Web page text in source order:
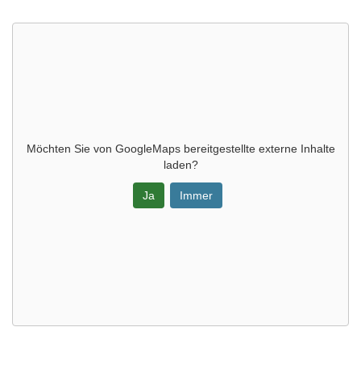
Möchten Sie von GoogleMapsbereitgestellte externe Inhalte
laden?
Ja Immer